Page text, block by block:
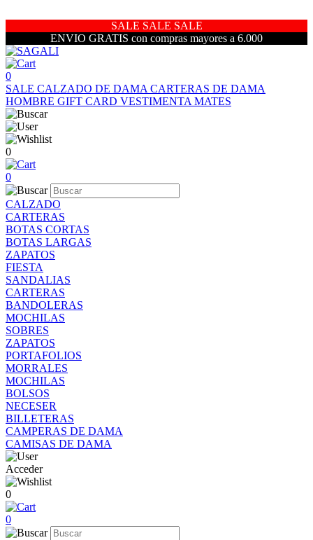
SALE SALE SALE
ENVIO GRATIS con compras mayores a 6.000
0
SALE CALZADO DE DAMA CARTERAS DE DAMA
HOMBRE GIFT CARD VESTIMENTA MATES
0
0
CALZADO
CARTERAS
BOTAS CORTAS
BOTAS LARGAS
ZAPATOS
FIESTA
SANDALIAS
CARTERAS
BANDOLERAS
MOCHILAS
SOBRES
ZAPATOS
PORTAFOLIOS
MORRALES
MOCHILAS
BOLSOS
NECESER
BILLETERAS
CAMPERAS DE DAMA
CAMISAS DE DAMA
Acceder
0
0